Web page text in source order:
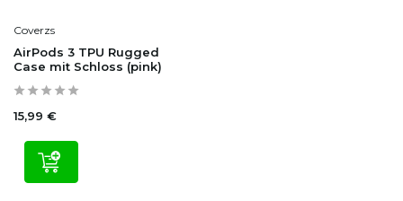
Coverzs
AirPods 3 TPU Rugged
Case mit Schloss (pink)
15,99 €